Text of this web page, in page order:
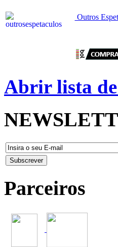
Outros
Abrir lista
Parceiros